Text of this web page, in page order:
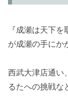
『成瀬は天下
が成瀬の手にか
西武大津店通い
るたへの挑戦な